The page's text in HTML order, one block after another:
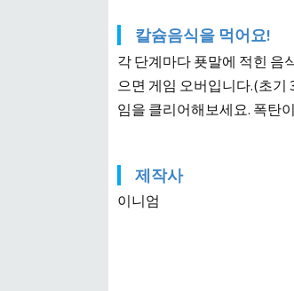
칼슘음식을 먹어요!
각 단계마다 푯말에 적힌 음
으면 게임 오버입니다.(초기
임을 클리어해보세요. 폭탄
제작사
이니엄